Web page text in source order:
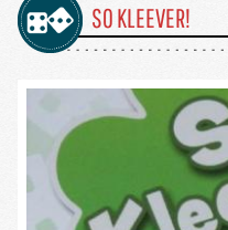
SO KLEEVER!